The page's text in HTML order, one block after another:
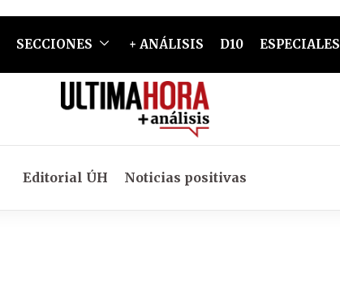
SECCIONES + ANÁLISIS D10 ESPECIALES
Editorial ÚH Noticias positivas